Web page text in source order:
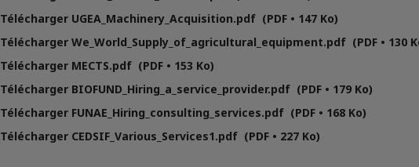
Télécharger UGEA_Machinery_Acquisition.pdf (PDF • 147 Ko)
Télécharger We_World_Supply_of_agricultural_equipment.pdf (PDF • 130
Télécharger MECTS.pdf (PDF • 153 Ko)
Télécharger BIOFUND_Hiring_a_service_provider.pdf (PDF • 179 Ko)
Télécharger FUNAE_Hiring_consulting_services.pdf (PDF • 168 Ko)
Télécharger CEDSIF_Various_Services1.pdf (PDF • 227 Ko)